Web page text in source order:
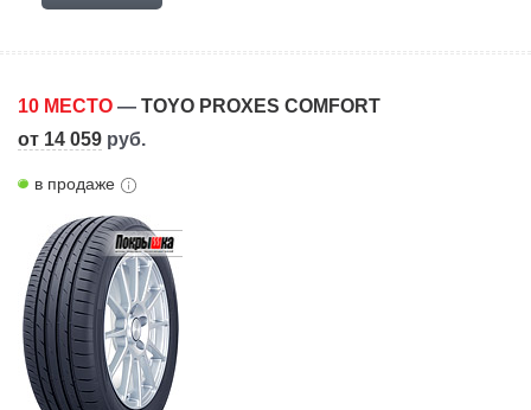
10 МЕСТО — TOYO PROXES COMFORT
от 14 059 руб.
в продаже